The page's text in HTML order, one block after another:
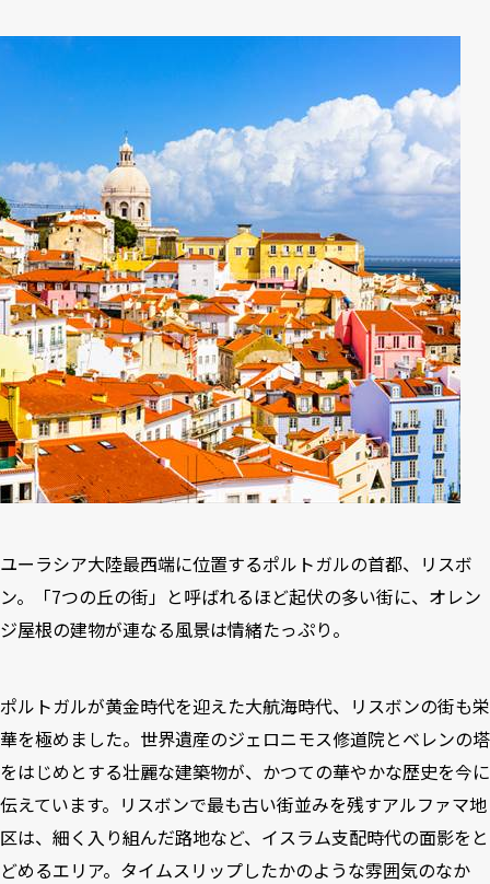
ユーラシア大陸最西端に位置するポルトガルの首都、リスボ
ン。「7つの丘の街」と呼ばれるほど起伏の多い街に、オレン
ジ屋根の建物が連なる風景は情緒たっぷり。
ポルトガルが黄金時代を迎えた大航海時代、リスボンの街も栄
華を極めました。世界遺産のジェロニモス修道院とベレンの塔
をはじめとする壮麗な建築物が、かつての華やかな歴史を今に
伝えています。リスボンで最も古い街並みを残すアルファマ地
区は、細く入り組んだ路地など、イスラム支配時代の面影をと
どめるエリア。タイムスリップしたかのような雰囲気のなか